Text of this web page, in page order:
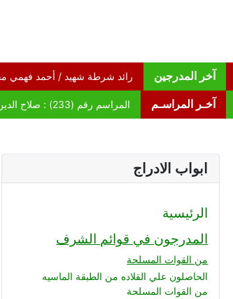
آخر المدرجين
آخـر المراسـم
ابواب الادراج
الرئيسية
المدرجون في قوائم الشرف
من القوات المسلحة
الحاصلون علي القلاده من الطبقة الماسيه
من القوات المسلحة